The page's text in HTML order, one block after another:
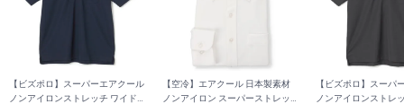
【ビズポロ】スーパーエアクール
ノンアイロンストレッチ ワイド
【空冷】エアクール 日本製素材
ノンアイロン スーパーストレッ
【ビズポロ】スーパ
ノンアイロンストレ